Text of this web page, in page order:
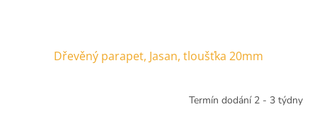
Dřevěný parapet, Jasan, tloušťka 20mm
Termín dodání 2 - 3 týdny